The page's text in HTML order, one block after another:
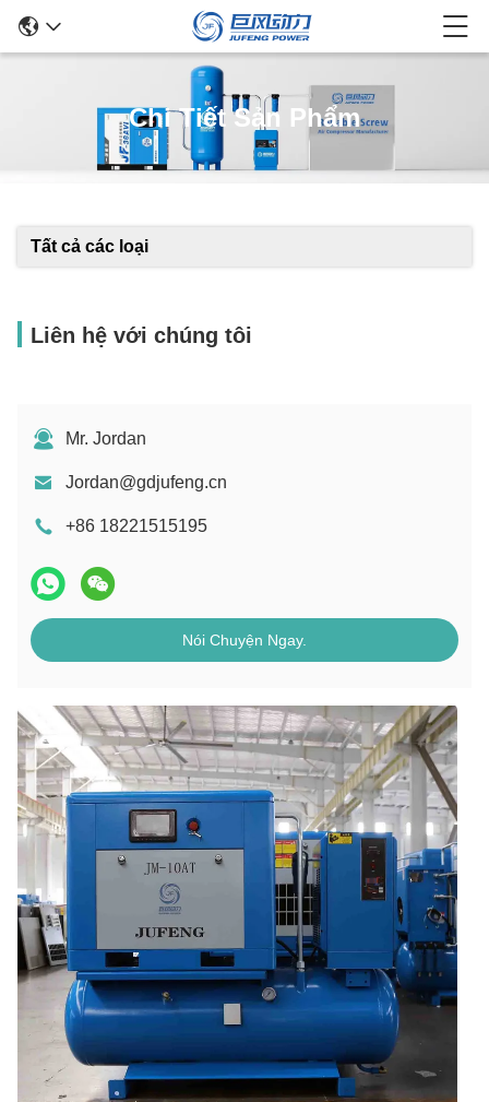
Chi Tiết Sản Phẩm
Tất cả các loại
Liên hệ với chúng tôi
Mr. Jordan
Jordan@gdjufeng.cn
+86 18221515195
Nói Chuyện Ngay.